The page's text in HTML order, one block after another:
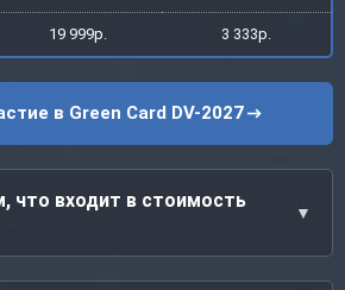
19 999р. 3 333р.
в Green Card DV-2027
что входит в стоимость